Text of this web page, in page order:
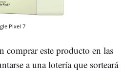
Pixel 7
comprar este producto en las
a una lotería que sorteará